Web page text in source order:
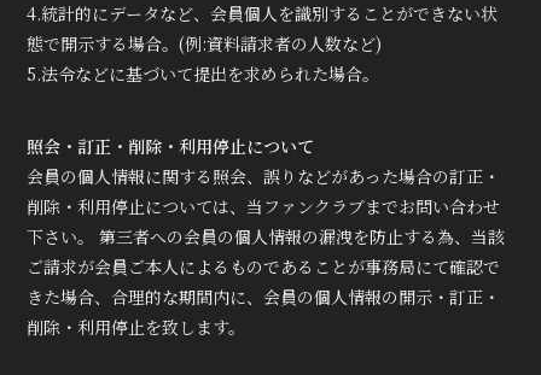
4.統計的にデータなど、会員個人を識別することができない状
態で開示する場合。(例:資料請求者の人数など)
5.法令などに基づいて提出を求められた場合。
照会・訂正・削除・利用停止について
会員の個人情報に関する照会、誤りなどがあった場合の訂正・
削除・利用停止については、当ファンクラブまでお問い合わせ
下さい。 第三者への会員の個人情報の漏洩を防止する為、当該
ご請求が会員ご本人によるものであることが事務局にて確認で
きた場合、合理的な期間内に、会員の個人情報の開示・訂正・
削除・利用停止を致します。